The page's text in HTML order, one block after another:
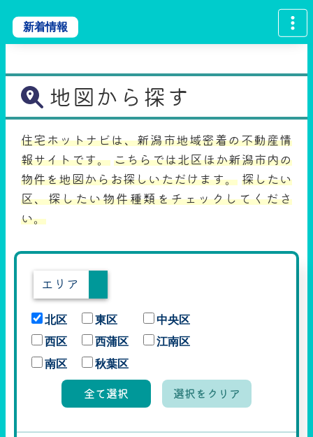
新着情報
地図から探す
住宅ホットナビは、新潟市地域密着の不動産情
報サイトです。 こちらでは北区ほか新潟市内の
物件を地図からお探しいただけます。 探したい
区、探したい物件種類をチェックしてくださ
い。
エリア
北区 東区
中央区
西区
西蒲区
江南区
南区
秋葉区
全て選択 選択をクリア